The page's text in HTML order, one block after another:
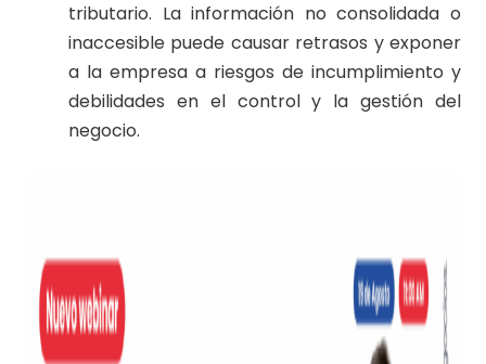
tributario. La información no consolidada o
inaccesible puede causar retrasos y exponer
a la empresa a riesgos de incumplimiento y
debilidades en el control y la gestión del
negocio.